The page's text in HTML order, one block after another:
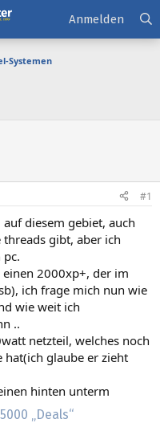
„Deals“
Anmelden
Systemen
#1
diesem gebiet, auch
gibt, aber ich
2000xp+, der im
ich frage mich nun wie
wie weit ich
..
netzteil, welches noch
hat(ich glaube er zieht
hinten unterm